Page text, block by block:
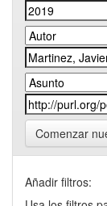
Comenzar
Añadir filtros: